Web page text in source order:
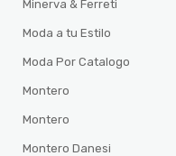
Minerva & Ferreti
Moda a tu Estilo
Moda Por Catalogo
Montero
Montero
Montero Danesi